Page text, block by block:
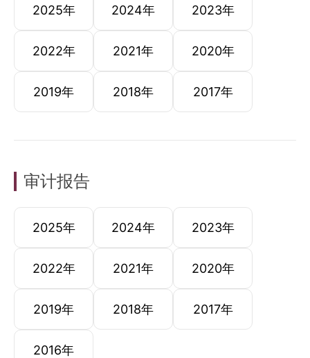
2025年 2024年 2023年
2022年 2021年 2020年
2019年 2018年 2017年
审计报告
2025年 2024年 2023年
2022年 2021年 2020年
2019年 2018年 2017年
2016年